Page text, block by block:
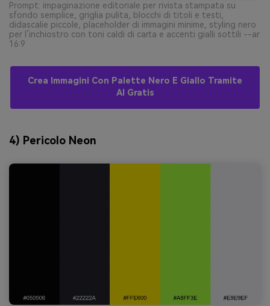
Prompt: impaginazione editoriale per rivista stampata su
sfondo semplice, griglia pulita, blocchi di titoli e testi,
didascalie piccole, placeholder di immagini minime, styling nero
per l’inchiostro con toni caldi di carta e accenti gialli sottili --ar
16:9
Crea Immagini Con Palette Nero E Giallo Tramite
AI Gratis
4) Pericolo Neon